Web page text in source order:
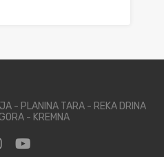
- PLANINA TARA - REKA DRINA
- KREMNA